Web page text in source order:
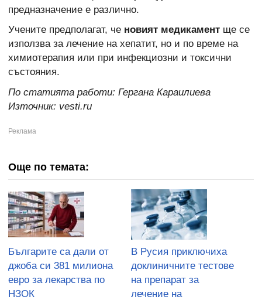
предназначение е различно.
Учените предполагат, че новият медикамент ще се
използва за лечение на хепатит, но и по време на
химиотерапия или при инфекциозни и токсични
състояния.
По статията работи: Гергана Караилиева
Източник: vesti.ru
Още по темата:
Българите са дали от
джоба си 381 милиона
евро за лекарства по
НЗОК
В Русия приключиха
доклиничните тестове
на препарат за
лечение на